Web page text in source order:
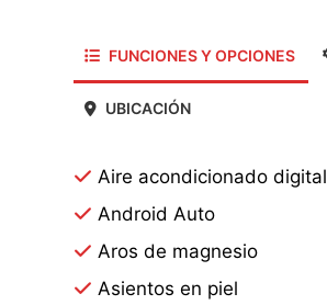
FUNCIONES Y OPCIONES
UBICACIÓN
Aire acondicionado digital
Android Auto
Aros de magnesio
Asientos en piel